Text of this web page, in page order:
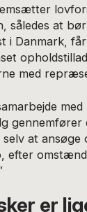
således at
i Danmark,
med
med
gennemfører
at ansøge
efter
er